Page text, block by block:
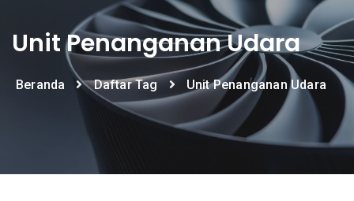
Unit Penanganan Udara
Beranda Daftar Tag Unit Penanganan Udara